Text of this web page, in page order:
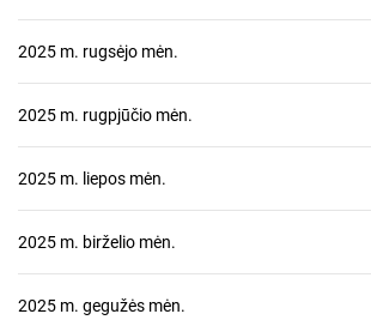
2025 m. rugsėjo mėn.
2025 m. rugpjūčio mėn.
2025 m. liepos mėn.
2025 m. birželio mėn.
2025 m. gegužės mėn.